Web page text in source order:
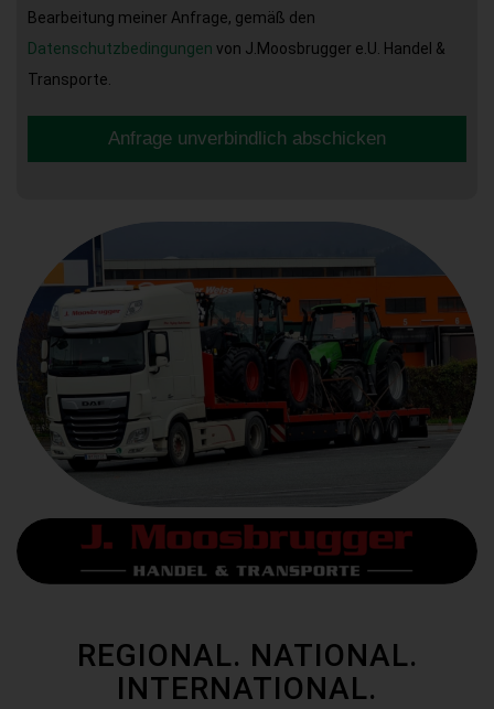
Bearbeitung meiner Anfrage, gemäß den
Datenschutzbedingungen von J.Moosbrugger e.U. Handel &
Transporte.
Anfrage unverbindlich abschicken
REGIONAL. NATIONAL.
INTERNATIONAL.